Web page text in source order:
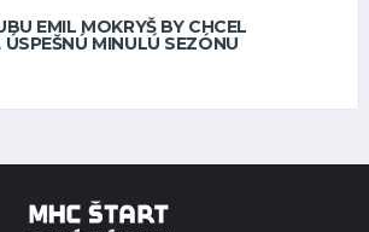
EMIL MOKRYŠ BY CHCEL
MINULÚ SEZÓNU